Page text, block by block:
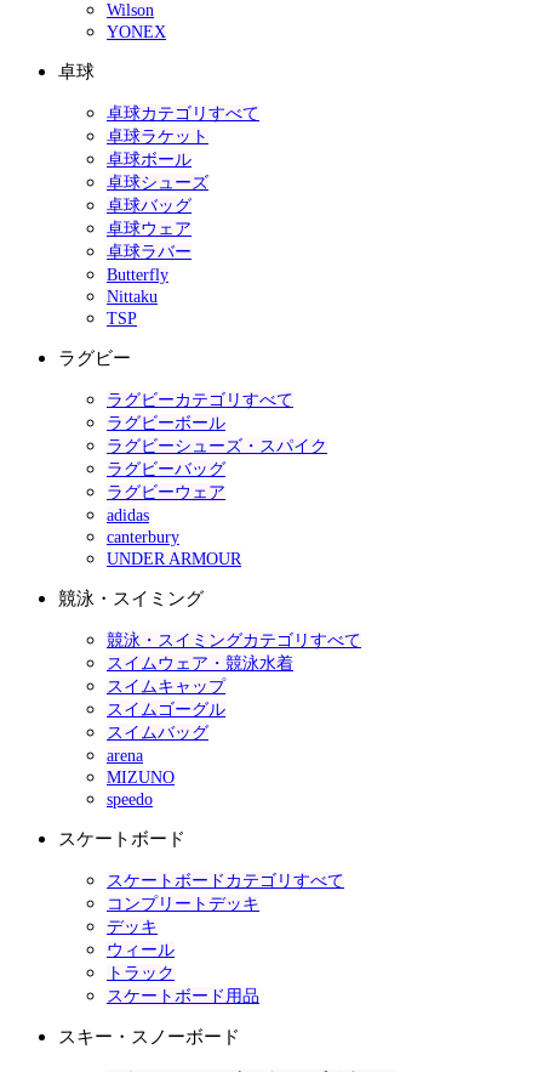
Wilson
YONEX
卓球
卓球カテゴリすべて
卓球ラケット
卓球ボール
卓球シューズ
卓球バッグ
卓球ウェア
卓球ラバー
Butterfly
Nittaku
TSP
ラグビー
ラグビーカテゴリすべて
ラグビーボール
ラグビーシューズ・スパイク
ラグビーバッグ
ラグビーウェア
adidas
canterbury
UNDER ARMOUR
競泳・スイミング
競泳・スイミングカテゴリすべて
スイムウェア・競泳水着
スイムキャップ
スイムゴーグル
スイムバッグ
arena
MIZUNO
speedo
スケートボード
スケートボードカテゴリすべて
コンプリートデッキ
デッキ
ウィール
トラック
スケートボード用品
スキー・スノーボード